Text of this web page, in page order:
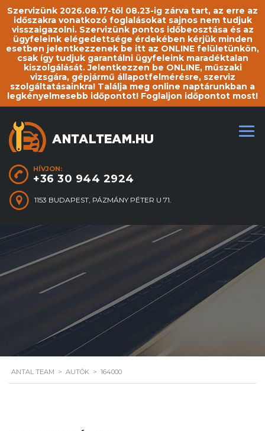
Szervizünk 2026.08.17-től 08.23-ig zárva tart, az erre az
időszakra vonatkozó foglalásokat sajnos nem tudjuk
visszaigazolni. Szervizünk pontos időbeosztása és az
ügyfeleink elégedettsége érdekében kérjük minden
esetben jelentkezzenek be itt az ONLINE felületünkön,
csak így tudjuk garantálni ügyfeleink maradéktalan
kiszolgálását. Jelentkezzen be ONLINE, műszaki
vizsgára, gépjármű állapotfelmérésre, szerviz
szolgáltatásainkra! Találja meg online naptárunkban a
legkényelmesebb időpontot! Foglaljon időpontot most!
HÍVJON:
+36 30 944 2924
1153 BUDAPEST, PÁZMÁNY PÉTER U 71.
ANTAL TEAM > AUTÓK > 164000